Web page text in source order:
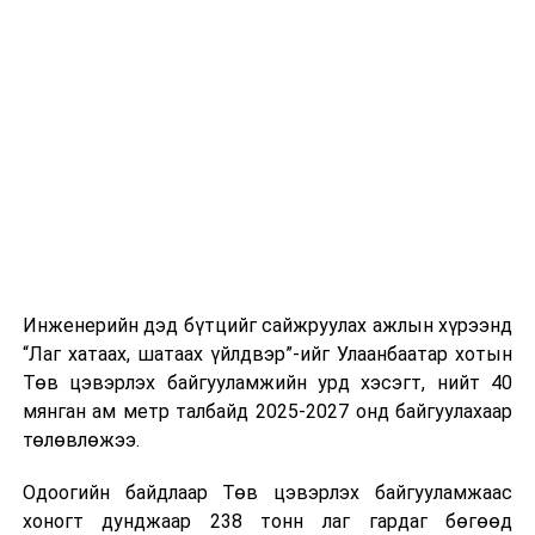
Инженерийн дэд бүтцийг сайжруулах ажлын хүрээнд
“Лаг хатаах, шатаах үйлдвэр”-ийг Улаанбаатар хотын
Төв цэвэрлэх байгууламжийн урд хэсэгт, нийт 40
мянган ам метр талбайд 2025-2027 онд байгуулахаар
төлөвлөжээ.
Одоогийн байдлаар Төв цэвэрлэх байгууламжаас
хоногт дунджаар 238 тонн лаг гардаг бөгөөд